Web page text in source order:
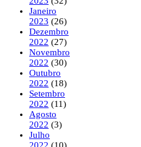
Janeiro
2023 (26)
Dezembro
2022 (27)
Novembro
2022 (30)
Outubro
2022 (18)
Setembro
2022 (11)
Agosto
2022 (3)
Julho